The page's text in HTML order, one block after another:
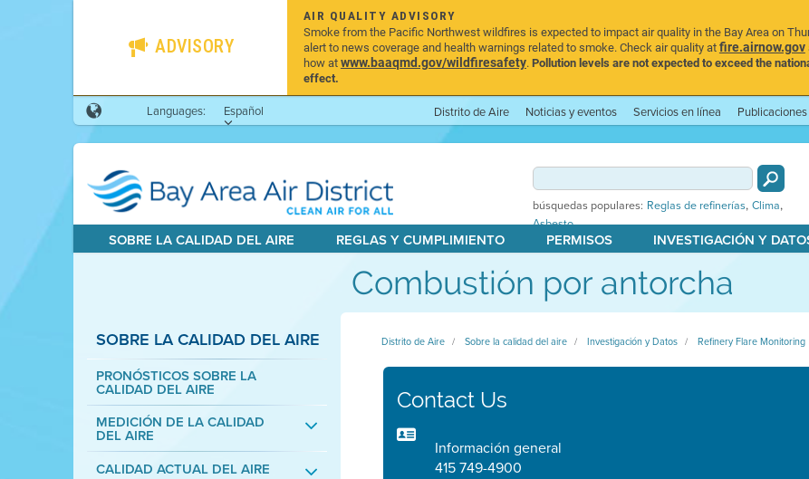
ADVISORY
AIR QUALITY ADVISORY
Smoke from the Pacific Northwest wildfires is expected to impact air quality in the Bay Area on
alert to news coverage and health warnings related to smoke. Check air quality atfire.airnow.gov
how atwww.baaqmd.gov/wildfiresafety.Pollution levels are not expected to exceed the
effect.
Languages:
Español Distrito de Aire Noticias y eventos Servicios en línea Publicaciones
búsquedas populares: Reglas de refinerías, Clima,
Asbesto
SOBRE LA CALIDAD DEL AIRE REGLAS Y CUMPLIMIENTO PERMISOS INVESTIGACIÓN Y
Combustión por antorcha
SOBRE LA CALIDAD DEL AIRE
PRONÓSTICOS SOBRE LA
CALIDAD DEL AIRE
MEDICIÓN DE LA CALIDAD
DEL AIRE
CALIDAD ACTUAL DEL AIRE
Distrito de Aire Sobre la calidad del aire Investigación y Datos Refinery Flare Monitoring
Contact Us
Información general
415 749-4900